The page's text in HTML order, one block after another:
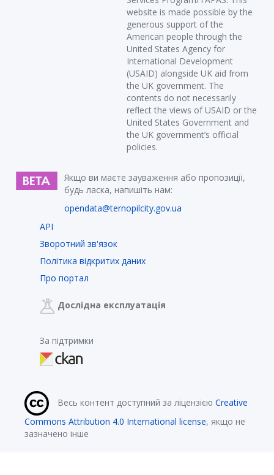
website is made possible by the
generous support of the
American people through the
United States Agency for
International Development
(USAID) alongside UK aid from
the UK government. The
contents do not necessarily
reflect the views of USAID or the
United States Government and
the UK government’s official
policies.
Якщо ви маєте зауваження або пропозиції,
будь ласка, напишіть нам:
opendata@ternopilcity.gov.ua
API
Зворотний зв'язок
Політика відкритих даних
Про портал
Дослідна експлуатація
За підтримки
Весь контент доступний за ліцензією Creative
Commons Attribution 4.0 International license, якщо не
зазначено інше